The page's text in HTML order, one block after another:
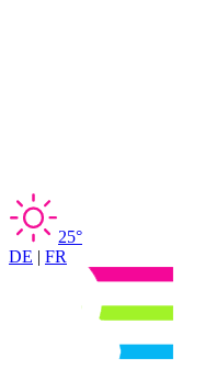
25°
DE | FR